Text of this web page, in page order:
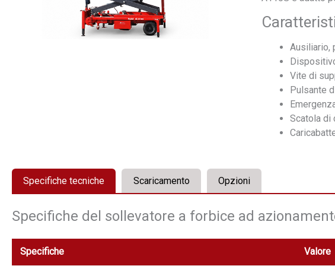
Ausiliario,
Vite di
Pulsante
Scatola di
Specifiche tecniche Scaricamento Opzioni
Specifiche del sollevatore a forbice ad
Specifiche Valore